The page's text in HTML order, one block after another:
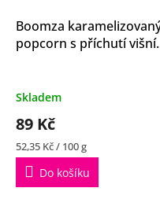
Boomza
popcorn s příchutí višní
Skladem
89 Kč
Měrná
cena:
52,35 Kč / 100 g
Do košíku